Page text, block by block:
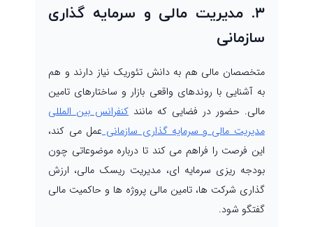
۳. مدیریت مالی و سرمایه گذاری
سازمانی
متخصصان مالی هم به دانش تئوریک نیاز دارند و هم
به آشنایی با روندهای واقعی بازار و ساختارهای تامین
مالی. حضور در فضایی که مانند کنفرانس بین المللی
مدیریت مالی و سرمایه گذاری سازمانیعمل می کند،
این فرصت را فراهم می کند تا درباره موضوعاتی چون
بودجه ریزی سرمایه ای، مدیریت ریسک مالی، ارزش
گذاری شرکت ها، تامین مالی پروژه ها و حاکمیت مالی
گفتگو شود.